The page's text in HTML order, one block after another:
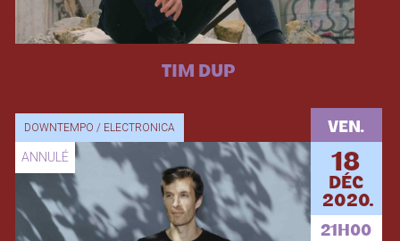
TIM DUP
DOWNTEMPO / ELECTRONICA
ANNULÉ
VEN.
18
DÉC
2020.
21H00